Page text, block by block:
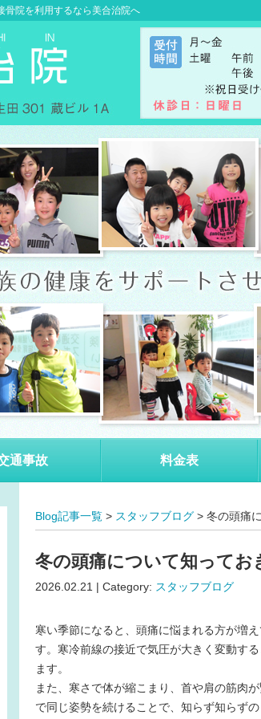
骨院を利用するなら美合治院へ
通事故 料金表
Blog記事一覧 > スタッフブログ > 冬の頭痛
冬の頭痛について知ってお
2026.02.21 | Category: スタッフブログ
寒い季節になると、頭痛に悩まれる方が増
す。寒冷前線の接近で気圧が大きく変動す
ます。
また、寒さで体が縮こまり、首や肩の筋肉
で同じ姿勢を続けることで、知らず知らず